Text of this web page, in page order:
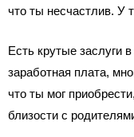
что ты несчастлив. У
Есть крутые заслуги
заработная плата,
что ты мог
близости с